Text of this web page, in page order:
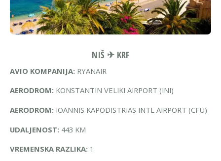
NIŠ ✈ KRF
AVIO KOMPANIJA: RYANAIR
AERODROM: KONSTANTIN VELIKI AIRPORT (INI)
AERODROM: IOANNIS KAPODISTRIAS INTL AIRPORT (CFU)
UDALJENOST: 443 KM
VREMENSKA RAZLIKA: 1